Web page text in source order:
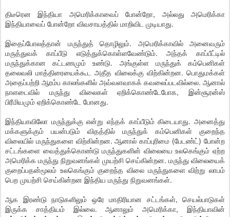
திடீரென இந்தியா அமெரிக்காவைப் போன்றோ, அல்லது அமெரிக்கா
இந்தியாவைப் போன்றோ விவசாயத்தில் மாறிவிட முடியாது.
இதைப்போலத்தான் மருந்துத் தொழிலும். அமெரிக்காவில் அனைவரும்
மருத்துவக் காப்பீடு எடுத்துக்கொள்ளவேண்டும். அந்தக் காப்பீட்டில்
மருந்துக்கான கட்டணமும் உண்டு. அங்குள்ள மருந்துக் கம்பெனிகள்
தலைவலி மாத்திரையைக்கூட அதீத விலைக்கு விற்கின்றன. பொதுமக்கள்
அதைப்பற்றி ஆரம்ப காலங்களில் அவ்வளவாகக் கவலைப்படவில்லை. ஆனால்
நாளடைவில் மருந்து விலைகள் ஏறிக்கொண்டேபோக, இன்சூரன்ஸ்
பிரீமியமும் ஏறிக்கொண்டே போனது.
இந்தியாவிலோ மருந்துக்கு என்று எந்தக் காப்பீடும் கிடையாது. அனைத்து
மக்களுக்கும் பயன்படும் விதத்தில் மருந்துக் கம்பெனிகள் குறைந்த
விலையில் மருந்துகளை விற்கின்றன. ஆனால் காப்புரிமை (பேடண்ட்) போன்ற
சட்டங்களை வைத்துக்கொண்டு மருந்துகளின் விலையை உலகெங்கும் ஏற்ற
அமெரிக்க மருந்து நிறுவனங்கள் முயற்சி செய்கின்றன. மருந்து விலையைக்
குறைப்பதன்மூலம் உலகெங்கும் குறைந்த விலை மருந்துகளை விற்று லாபம்
பெற முயற்சி செய்கின்றன இந்திய மருந்து நிறுவனங்கள்.
ஆக இரண்டு நாடுகளிலும் ஒரே மாதிரியான சட்டங்கள், செயல்பாடுகள்
இருக்க சாத்தியம் இல்லை. ஆனாலும் அமெரிக்கா, இந்தியாவின்